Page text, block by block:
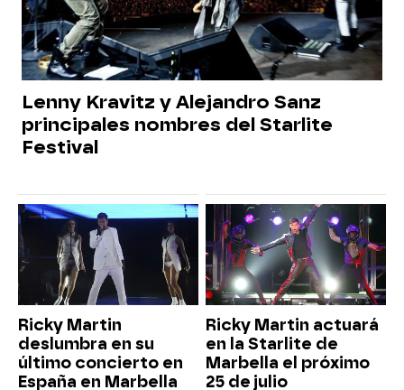
Lenny Kravitz y Alejandro Sanz
principales nombres del Starlite
Festival
Ricky Martin
deslumbra en su
último concierto en
España en Marbella
Ricky Martin actuará
en la Starlite de
Marbella el próximo
25 de julio